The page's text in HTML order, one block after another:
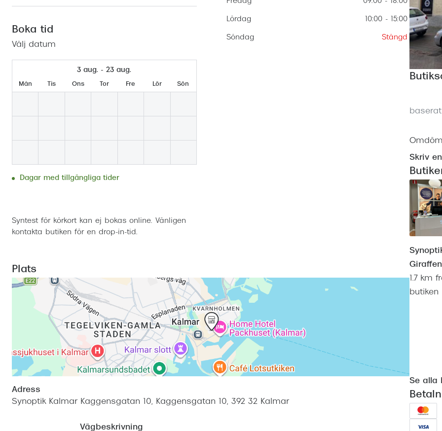
Mitt Synoptik
Abonnemang
Abonnemang glasögon
Abonnemang glasögon barn
Progressiva glasögon
Cat eye solglasögon
30% på utvalda linser
Dygnet-runt-linser
terminal-/skyddsglasögon
Boka tid
Välj datum
3 aug. - 23 aug.
Mån Tis Ons Tor Fre Lör Sön
Dagar med tillgängliga tider
Syntest för körkort kan ej bokas online. Vänligen
kontakta butiken för en drop-in-tid.
Lördag 10:00 - 15:00
Söndag Stängd
Plats
Adress
Synoptik Kalmar Kaggensgatan 10, Kaggensgatan 10, 392 32 Kalmar
Vägbeskrivning
Skriv
1.7 km
butiken
Se alla